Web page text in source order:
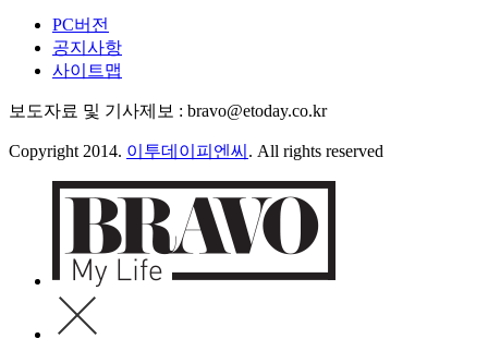
PC버전
공지사항
사이트맵
보도자료 및 기사제보 : bravo@etoday.co.kr
Copyright 2014. 이투데이피엔씨 . All rights reserved